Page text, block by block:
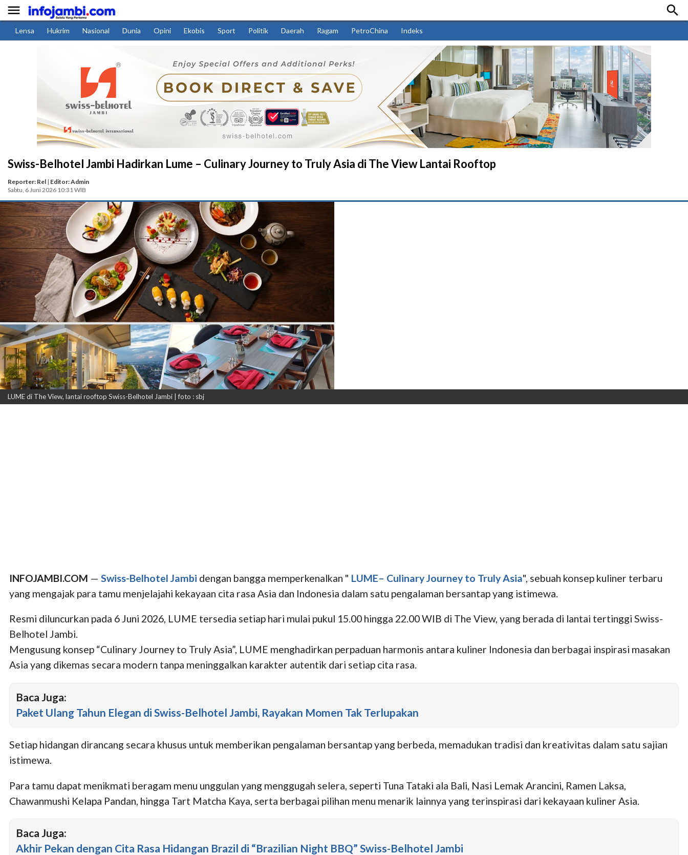
 
Lensa Hukrim Nasional Dunia Opini Ekobis Sport Politik Daerah Ragam PetroChina Indeks
Swiss-Belhotel Jambi Hadirkan Lume – Culinary Journey to Truly Asia di The View Lantai Rooftop
Reporter: Rel | Editor: Admin
Sabtu, 6 Juni 2026 10:31 WIB
LUME di The View, lantai rooftop Swiss-Belhotel Jambi | foto : sbj
INFOJAMBI.COM — Swiss-Belhotel Jambi dengan bangga memperkenalkan " LUME– Culinary Journey to Truly Asia", sebuah konsep kuliner terbaru
yang mengajak para tamu menjelajahi kekayaan cita rasa Asia dan Indonesia dalam satu pengalaman bersantap yang istimewa.
Resmi diluncurkan pada 6 Juni 2026, LUME tersedia setiap hari mulai pukul 15.00 hingga 22.00 WIB di The View, yang berada di lantai tertinggi Swiss-
Belhotel Jambi.
Mengusung konsep “Culinary Journey to Truly Asia”, LUME menghadirkan perpaduan harmonis antara kuliner Indonesia dan berbagai inspirasi masakan
Asia yang dikemas secara modern tanpa meninggalkan karakter autentik dari setiap cita rasa.
Baca Juga:
Paket Ulang Tahun Elegan di Swiss-Belhotel Jambi, Rayakan Momen Tak Terlupakan
Setiap hidangan dirancang secara khusus untuk memberikan pengalaman bersantap yang berbeda, memadukan tradisi dan kreativitas dalam satu sajian
istimewa.
Para tamu dapat menikmati beragam menu unggulan yang menggugah selera, seperti Tuna Tataki ala Bali, Nasi Lemak Arancini, Ramen Laksa,
Chawanmushi Kelapa Pandan, hingga Tart Matcha Kaya, serta berbagai pilihan menu menarik lainnya yang terinspirasi dari kekayaan kuliner Asia.
Baca Juga:
Akhir Pekan dengan Cita Rasa Hidangan Brazil di “Brazilian Night BBQ” Swiss-Belhotel Jambi